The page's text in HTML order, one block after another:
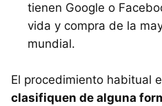
tienen Google o
vida y compra de la
mundial.
El procedimiento habitual
clasifiquen de alguna